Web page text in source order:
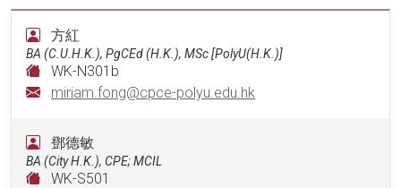
方紅
BA (C.U.H.K.), PgCEd (H.K.), MSc [PolyU(H.K.)]
WK-N301b
miriam.fong@cpce-polyu.edu.hk
鄧德敏
BA (City H.K.), CPE; MCIL
WK-S501